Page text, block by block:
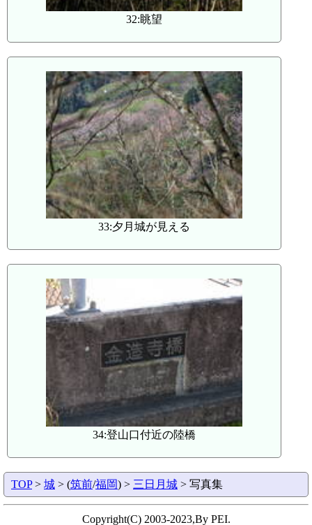
32:眺望
33:夕月城が見える
34:登山口付近の陸橋
TOP> 城 > (筑前/福岡) > 三日月城 > 写真集
Copyright(C) 2003-2023,By PEI.